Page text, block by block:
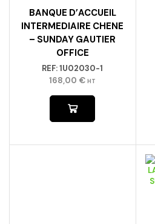
BANQUE D’ACCUEIL
INTERMEDIAIRE CHENE
– SUNDAY GAUTIER
OFFICE
REF:1U02030-1
168,00 € HT